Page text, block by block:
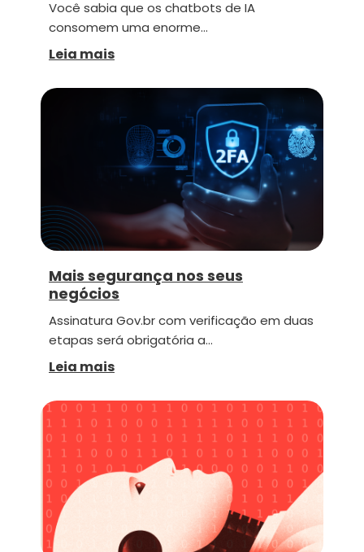
Você sabia que os chatbots de IA
consomem uma enorme…
Leia mais
Mais segurança nos seus
negócios
Assinatura Gov.br com verificação em duas
etapas será obrigatória a…
Leia mais